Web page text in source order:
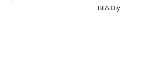
BGS Diy